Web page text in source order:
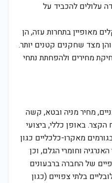
עלולים להכביד על
מאופיין בתחרות עזה, הן
מצד שחקנים קטנים יותר.
מחירים ולהפחתת נתחי
מחיר מניה ובטא, קשה
באופן כללי, ביצועי
מאקרו-כלכליים כגון
וחומרי הגלם, וכן
של החברה ברבעונים
בלתי צפויים (כגון